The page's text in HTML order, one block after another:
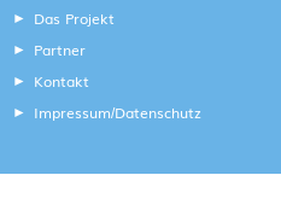
Das Projekt
Partner
Kontakt
Impressum/Datenschutz